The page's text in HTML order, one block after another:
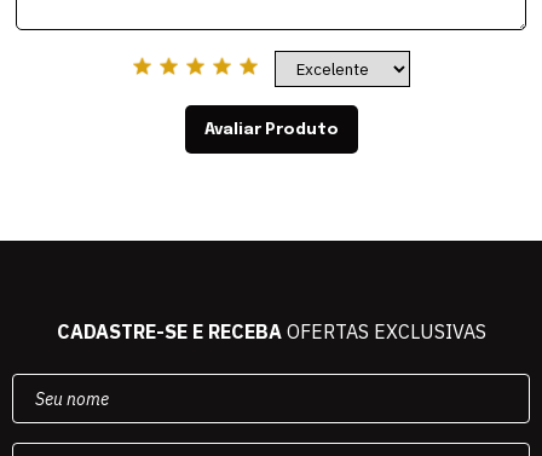
Avaliar Produto
CADASTRE-SE E RECEBAOFERTAS EXCLUSIVAS